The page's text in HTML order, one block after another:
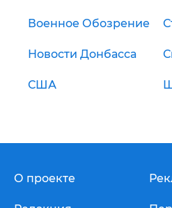
Военное Обозрение
Новости Донбасса
США
О проекте